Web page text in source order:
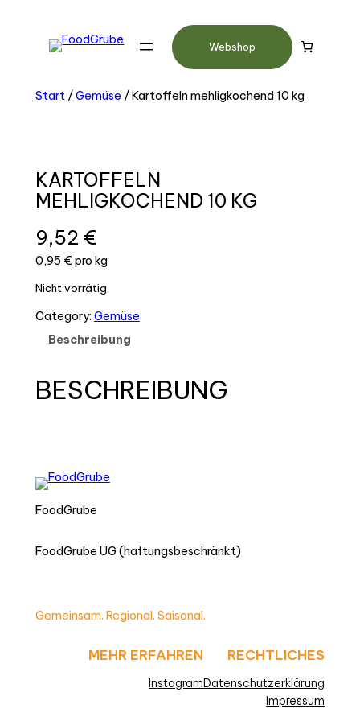
Webshop
Start/Gemüse / Kartoffeln mehligkochend 10 kg
KARTOFFELN
MEHLIGKOCHEND 10 KG
9,52 €
0,95 € pro kg
Nicht vorrätig
Category: Gemüse
Beschreibung
BESCHREIBUNG
FoodGrube
FoodGrube UG (haftungsbeschränkt)
Gemeinsam. Regional. Saisonal.
MEHR ERFAHREN
Instagram
RECHTLICHES
Datenschutzerklärung
Impressum